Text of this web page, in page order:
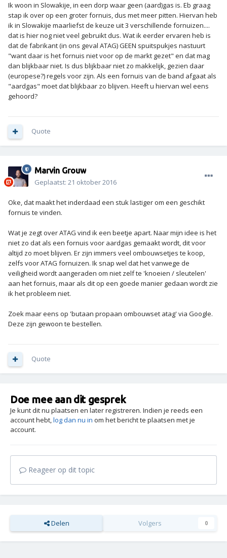
Ik woon in Slowakije, in een dorp waar geen (aard)gas is. Eb graag
stap ik over op een groter fornuis, dus met meer pitten. Hiervan heb
ik in Slowakije maarliefst de keuze uit 3 verschillende fornuizen....
dat is hier nog niet veel gebruikt dus. Wat ik eerder ervaren heb is
dat de fabrikant (in ons geval ATAG) GEEN spuitspukjes nastuurt
"want daar is het fornuis niet voor op de markt gezet" en dat mag
dan blijkbaar niet. Is dus blijkbaar niet zo makkelijk, gezien daar
(europese?) regels voor zijn. Als een fornuis van de band afgaat als
"aardgas" moet dat blijkbaar zo blijven. Heeft u hiervan wel eens
gehoord?
Quote
Marvin Grouw
Geplaatst: 21 oktober 2016
Oke, dat maakt het inderdaad een stuk lastiger om een geschikt
fornuis te vinden.
Wat je zegt over ATAG vind ik een beetje apart. Naar mijn idee is het
niet zo dat als een fornuis voor aardgas gemaakt wordt, dit voor
altijd zo moet blijven. Er zijn immers veel ombouwsetjes te koop,
zelfs voor ATAG fornuizen. Ik snap wel dat het vanwege de
veiligheid wordt aangeraden om niet zelf te 'knoeien / sleutelen'
aan het fornuis, maar als dit op een goede manier gedaan wordt zie
ik het probleem niet.
Zoek maar eens op 'butaan propaan ombouwset atag' via Google.
Deze zijn gewoon te bestellen.
Quote
Doe mee aan dit gesprek
Je kunt dit nu plaatsen en later registreren. Indien je reeds een
account hebt,log dan nu in om het bericht te plaatsen met je
account.
Reageer op dit topic
Delen Volgers 0